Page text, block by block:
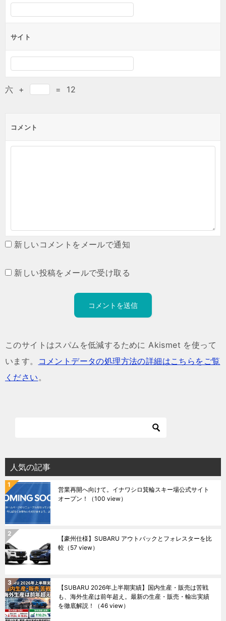
サイト
六 + = 12
コメント
新しいコメントをメールで通知
新しい投稿をメールで受け取る
このサイトはスパムを低減するために Akismet を使って
います。
コメントデータの処理方法の詳細はこちらをご覧
ください。
人気の記事
営業再開へ向けて。イナワシロ箕輪スキー場公式サイト
オープン！
（100 view）
【豪州仕様】SUBARU アウトバックとフォレスターを比
較 （57 view）
【SUBARU 2026年上半期実績】国内生産・販売は苦戦
も、海外生産は前年超え。最新の生産・販売・輸出実績
を徹底解説！
（46 view）